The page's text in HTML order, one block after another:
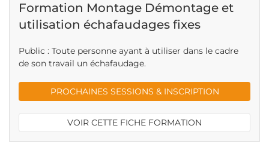
Formation Montage Démontage et
utilisation échafaudages fixes
Public : Toute personne ayant à utiliser dans le cadre
de son travail un échafaudage.
PROCHAINES SESSIONS & INSCRIPTION
VOIR CETTE FICHE FORMATION